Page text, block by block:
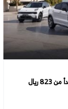
عروض لينك اند كو في السعودية من الجبر.. تمويل يبدأ من 823 ريال